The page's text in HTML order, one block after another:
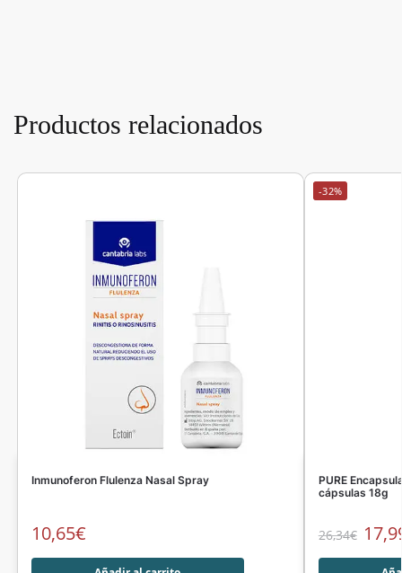
Productos relacionados
Inmunoferon Flulenza Nasal Spray
10,65€
-32%
PURE
cápsulas 18g
26,34€